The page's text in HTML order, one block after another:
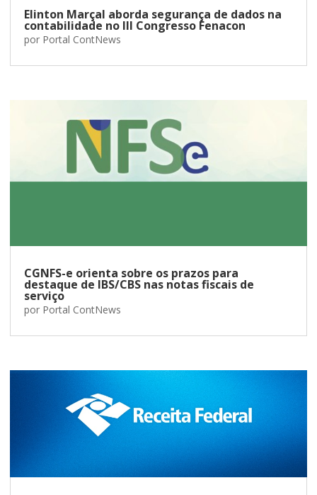
Elinton Marçal aborda segurança de dados na
contabilidade no III Congresso Fenacon
por Portal ContNews
CGNFS-e orienta sobre os prazos para
destaque de IBS/CBS nas notas fiscais de
serviço
por Portal ContNews